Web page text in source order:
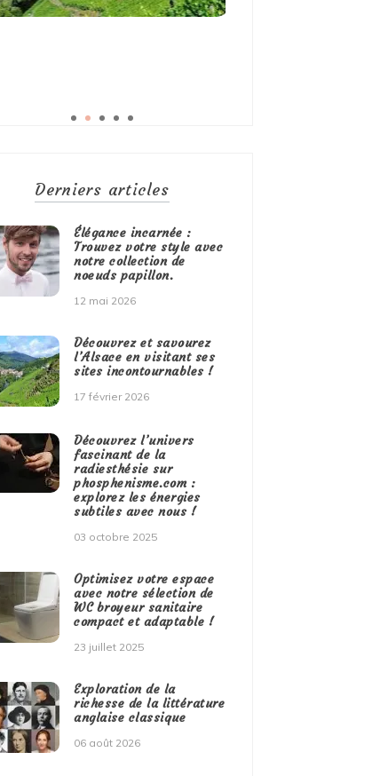
Derniers articles
Élégance incarnée :
Trouvez votre style avec
notre collection de
noeuds papillon.
12 mai 2026
Découvrez et savourez
l’Alsace en visitant ses
sites incontournables !
17 février 2026
Découvrez l’univers
fascinant de la
radiesthésie sur
phosphenisme.com :
explorez les énergies
subtiles avec nous !
03 octobre 2025
Optimisez votre espace
avec notre sélection de
WC broyeur sanitaire
compact et adaptable !
23 juillet 2025
Exploration de la
richesse de la littérature
anglaise classique
06 août 2026